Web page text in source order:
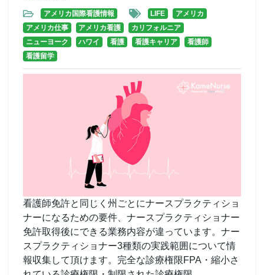
アメリカ国際看護情報 LIFE
アメリカ
アメリカ仕事
アメリカ看護
カリフォルニア
ニューヨーク
ハワイ 看護 看護キャリア
看護師
看護留学
看護師免許と同じく州ごとにナースプラクティショ
ナーになるための要件、ナースプラクティショナー
免許取得後にできる業務内容が違っています。ナー
スプラクティショナー3種類の実践範囲について情
報収集して頂けます。完全な診療権限FPA・縮小さ